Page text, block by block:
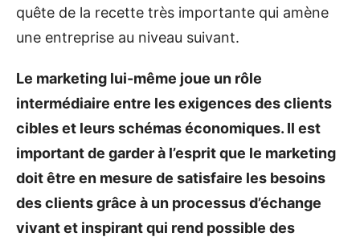
quête de la recette très importante qui amène
une entreprise au niveau suivant.
Le marketing lui-même joue un rôle
intermédiaire entre les exigences des clients
cibles et leurs schémas économiques. Il est
important de garder à l’esprit que le marketing
doit être en mesure de satisfaire les besoins
des clients grâce à un processus d’échange
vivant et inspirant qui rend possible des